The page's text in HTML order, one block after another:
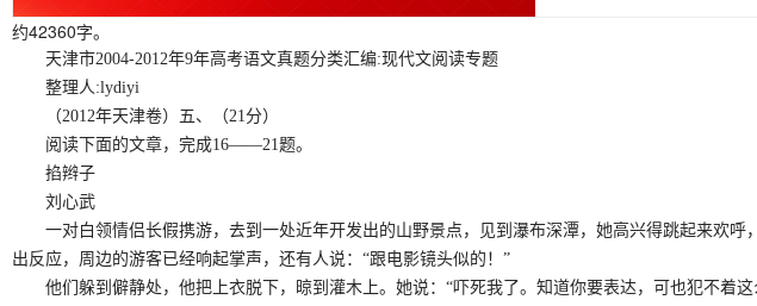
约42360字。
天津市2004-2012年9年高考语文真题分类汇编:现代文阅读专题
整理人:lydiyi
（2012年天津卷）五、（21分）
阅读下面的文章，完成16——21题。
掐辫子
刘心武
一对白领情侣长假携游，去到一处近年开发出的山野景点，见到瀑布深潭，她高兴得跳起来欢呼
出反应，周边的游客已经响起掌声，还有人说：“跟电影镜头似的！”
他们躲到僻静处，他把上衣脱下，晾到灌木上。她说：“吓死我了。知道你要表达，可也犯不着这